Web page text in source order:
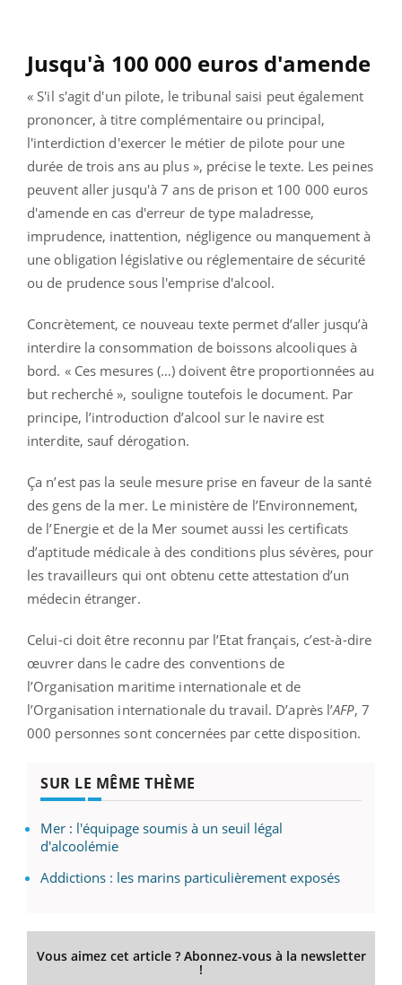
Jusqu'à 100 000 euros d'amende
« S'il s'agit d'un pilote, le tribunal saisi peut également
prononcer, à titre complémentaire ou principal,
l'interdiction d'exercer le métier de pilote pour une
durée de trois ans au plus », précise le texte. Les peines
peuvent aller jusqu'à 7 ans de prison et 100 000 euros
d'amende en cas d'erreur de type maladresse,
imprudence, inattention, négligence ou manquement à
une obligation législative ou réglementaire de sécurité
ou de prudence sous l'emprise d'alcool.
Concrètement, ce nouveau texte permet d’aller jusqu’à
interdire la consommation de boissons alcooliques à
bord. « Ces mesures (…) doivent être proportionnées au
but recherché », souligne toutefois le document. Par
principe, l’introduction d’alcool sur le navire est
interdite, sauf dérogation.
Ça n’est pas la seule mesure prise en faveur de la santé
des gens de la mer. Le ministère de l’Environnement,
de l’Energie et de la Mer soumet aussi les certificats
d’aptitude médicale à des conditions plus sévères, pour
les travailleurs qui ont obtenu cette attestation d’un
médecin étranger.
Celui-ci doit être reconnu par l’Etat français, c’est-à-dire
œuvrer dans le cadre des conventions de
l’Organisation maritime internationale et de
l’Organisation internationale du travail. D’après l’AFP, 7
000 personnes sont concernées par cette disposition.
SUR LE MÊME THÈME
Mer : l'équipage soumis à un seuil légal
d'alcoolémie
Addictions : les marins particulièrement exposés
Vous aimez cet article ? Abonnez-vous à la newsletter
!